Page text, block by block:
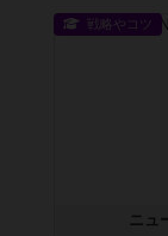
戦略やコツ
ニュ